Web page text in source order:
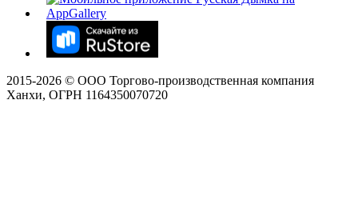
2015-2026 © ООО Торгово-производственная компания
Ханхи, ОГРН 1164350070720